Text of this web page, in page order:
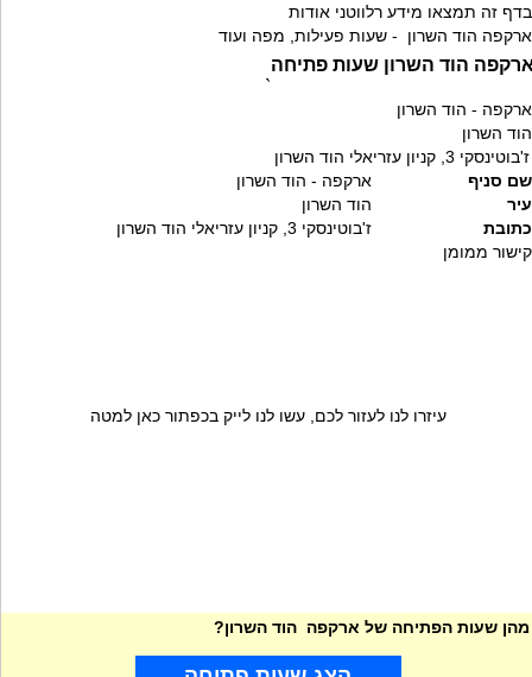
בדף זה תמצאו מידע רלווטני אודות
ארקפה הוד השרון - שעות פעילות, מפה ועוד
הוד השרון שעות פתיחה
`
ארקפה - הוד השרון
הוד השרון
ז'בוטינסקי 3, קניון עזריאלי הוד השרון
שם סניף
ארקפה - הוד השרון
עיר
הוד השרון
כתובת
ז'בוטינסקי 3, קניון עזריאלי הוד השרון
קישור ממומן
עיזרו לנו לעזור לכם, עשו לנו לייק בכפתור כאן למטה
מהן שעות הפתיחה של ארקפה הוד השרון?